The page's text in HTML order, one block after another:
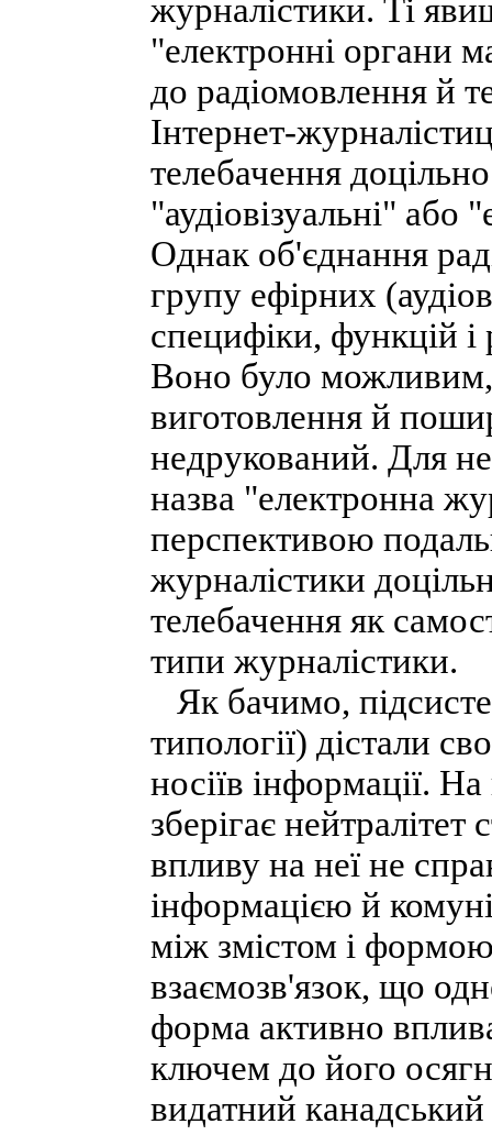
журналістики. Ті
"електронні органи
до радіомовлення й
Інтернет-
телебачення
"аудіовізуальні" або
Однак об'єднання
групу ефірних
специфіки, функцій і
Воно було можливим,
виготовлення й
недрукований. Для
назва "електронна
перспективою
журналістики
телебачення як
типи журналістики.
Як бачимо,
типології) дістали
носіїв інформації.
зберігає
впливу на неї не
інформацією й
між змістом і
взаємозв'язок, що
форма активно
ключем до його
видатний канадський